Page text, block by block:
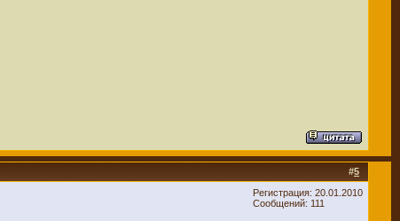
#5
Регистрация: 20.01.2010
Сообщений: 111